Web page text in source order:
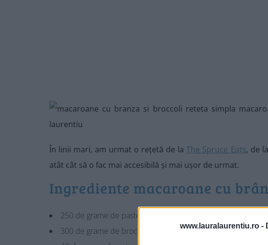
www.lauralaurentiu.ro -
În linii mari, am urmat o rețetă de laThe Spruce Eats, de
atât cât să o fac mai accesibilă și mai ușor de urmat.
Ingrediente macaroane cu
250 de grame de paste scurte din grâu dur
300 de grame de broccoli proaspăt sau congelat, tocat din